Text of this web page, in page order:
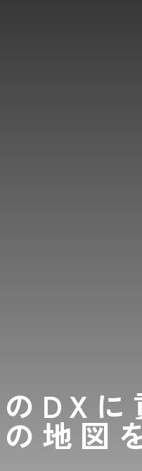
DXに
地図